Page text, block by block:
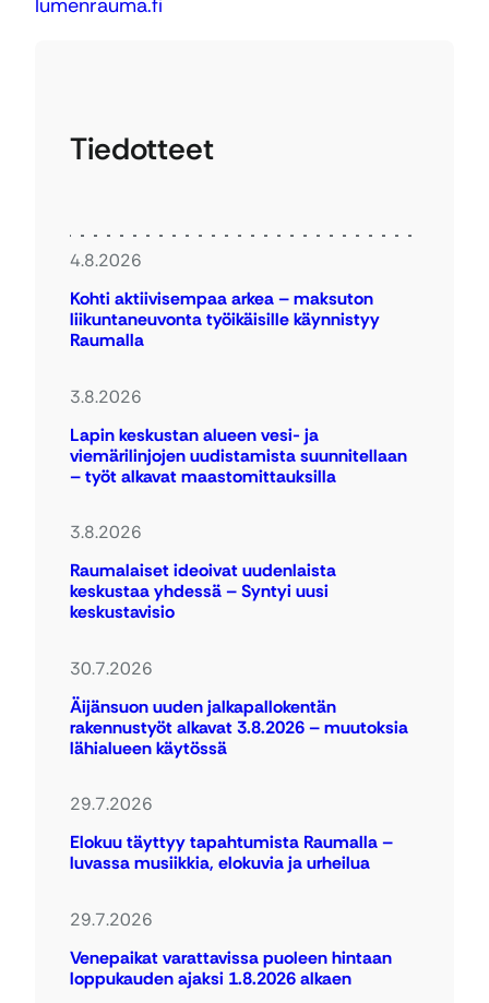
Tiedotteet
4.8.2026
Kohti aktiivisempaa arkea – maksuton
liikuntaneuvonta työikäisille käynnistyy
Raumalla
3.8.2026
Lapin keskustan alueen vesi- ja
viemärilinjojen uudistamista suunnitellaan
– työt alkavat maastomittauksilla
3.8.2026
Raumalaiset ideoivat uudenlaista
keskustaa yhdessä – Syntyi uusi
keskustavisio
30.7.2026
Äijänsuon uuden jalkapallokentän
rakennustyöt alkavat 3.8.2026 – muutoksia
lähialueen käytössä
29.7.2026
Elokuu täyttyy tapahtumista Raumalla –
luvassa musiikkia, elokuvia ja urheilua
29.7.2026
Venepaikat varattavissa puoleen hintaan
loppukauden ajaksi 1.8.2026 alkaen